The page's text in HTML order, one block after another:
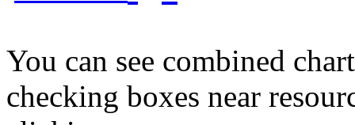
You can see combined
checking boxes near